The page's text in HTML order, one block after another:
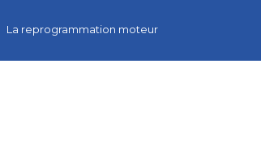
La reprogrammation moteur